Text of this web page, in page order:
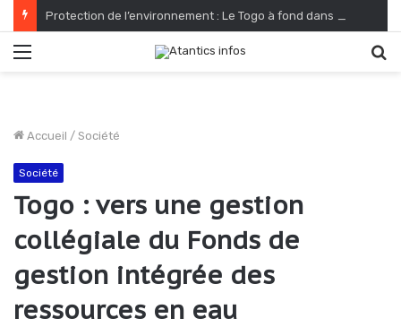
Accueil / Société
Société
Togo : vers une gestion
collégiale du Fonds de
gestion intégrée des
ressources en eau